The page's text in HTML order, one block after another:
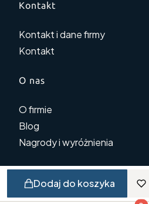
Kontakt
Kontakt i dane firmy
Kontakt
O nas
O firmie
Blog
Nagrody i wyróżnienia
© Copyright 2025
Dodaj do koszyka